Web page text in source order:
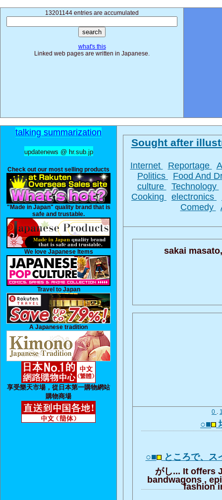
13201144 entries are accumulated
what's this
Linked web pages are written in Japanese.
talking summarization
updatenews @ hr.sub.jp
Check out our most selling products
"Made in Japan" quality brand that is
safe and trustable.
We love Japanese Items
Travel to Japan
A Japanese tradition
享受樂天市場，從日本第一購物網站
購物商場
Sought after
Internet Reportage
Politics
Food And
culture
Technology
Cooking
electronics
Comedy
sakai masato,
0 .
○■
○■ ところで、
がし... It offers
bandwagons ,
fashion